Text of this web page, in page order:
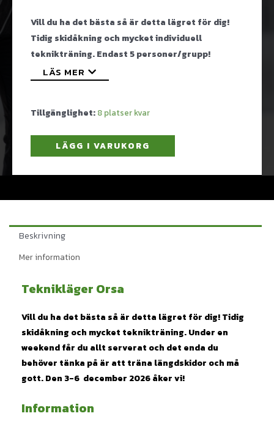
Vill du ha det bästa så är detta lägret för dig!
Tidig skidåkning och mycket individuell
teknikträning. Endast 5 personer/grupp!
LÄS MER
Tillgänglighet: 8
LÄGG I VARUKORG
Beskrivning
Mer information
Teknikläger Orsa
Vill du ha det bästa så är detta lägret för dig! Tidig
skidåkning och mycket teknikträning. Under en
weekend får du allt serverat och det enda du
behöver tänka på är att träna längdskidor och må
gott. Den 3-6 december 2026 åker vi!
Information